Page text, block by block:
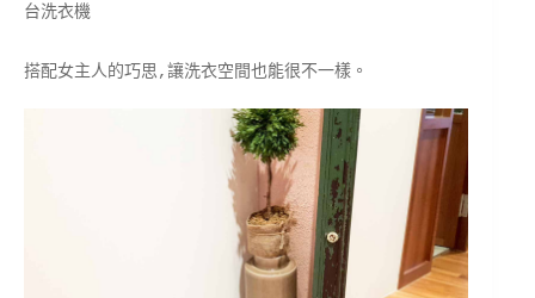
台洗衣機
搭配女主人的巧思,讓洗衣空間也能很不一樣。